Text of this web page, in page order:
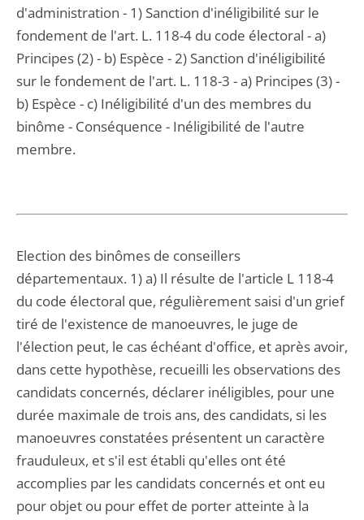
d'administration - 1) Sanction d'inéligibilité sur le
fondement de l'art. L. 118-4 du code électoral - a)
Principes (2) - b) Espèce - 2) Sanction d'inéligibilité
sur le fondement de l'art. L. 118-3 - a) Principes (3) -
b) Espèce - c) Inéligibilité d'un des membres du
binôme - Conséquence - Inéligibilité de l'autre
membre.
Election des binômes de conseillers
départementaux. 1) a) Il résulte de l'article L 118-4
du code électoral que, régulièrement saisi d'un grief
tiré de l'existence de manoeuvres, le juge de
l'élection peut, le cas échéant d'office, et après avoir,
dans cette hypothèse, recueilli les observations des
candidats concernés, déclarer inéligibles, pour une
durée maximale de trois ans, des candidats, si les
manoeuvres constatées présentent un caractère
frauduleux, et s'il est établi qu'elles ont été
accomplies par les candidats concernés et ont eu
pour objet ou pour effet de porter atteinte à la